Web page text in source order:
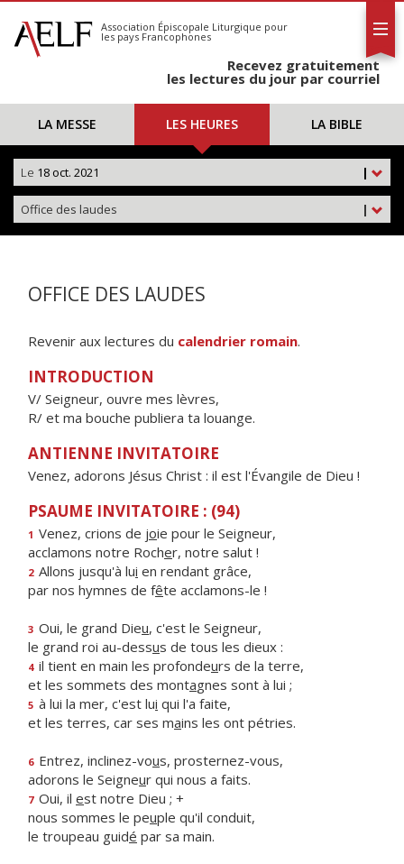
S'abonner
Calendrier
Association Épiscopale Liturgique pour
les pays Francophones
Recevez gratuitement
les lectures du jour par courriel
LA MESSE LES HEURES LA BIBLE
|
Le 18 oct. 2021
|
Office des laudes
OFFICE DES LAUDES
Revenir aux lectures du calendrier romain.
INTRODUCTION
V/ Seigneur, ouvre mes lèvres,
R/ et ma bouche publiera ta louange.
ANTIENNE INVITATOIRE
Venez, adorons Jésus Christ : il est l'Évangile de Dieu !
PSAUME INVITATOIRE : (94)
1 Venez, crions de joie pour le Seigneur,
acclamons notre Rocher, notre salut !
2 Allons jusqu'à lui en rendant grâce,
par nos hymnes de fête acclamons-le !
3 Oui, le grand Dieu, c'est le Seigneur,
le grand roi au-dessus de tous les dieux :
4 il tient en main les profondeurs de la terre,
et les sommets des montagnes sont à lui ;
5 à lui la mer, c'est lui qui l'a faite,
et les terres, car ses mains les ont pétries.
6 Entrez, inclinez-vous, prosternez-vous,
adorons le Seigneur qui nous a faits.
7 Oui, il est notre Dieu ; +
nous sommes le peuple qu'il conduit,
le troupeau guidé par sa main.